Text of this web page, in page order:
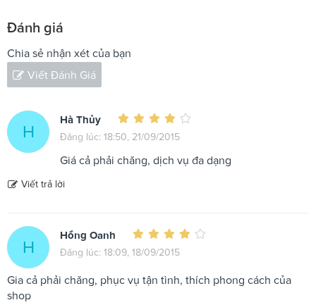
Đánh giá
Chia sẻ nhận xét của bạn
Viết Đánh Giá
H
Hà Thủy
Đăng lúc: 18:50, 21/09/2015
Giá cả phải chăng, dịch vụ đa dạng
Viết trả lời
H
Hồng Oanh
Đăng lúc: 18:09, 18/09/2015
Gia cả phải chăng, phục vụ tận tình, thích phong cách của
shop